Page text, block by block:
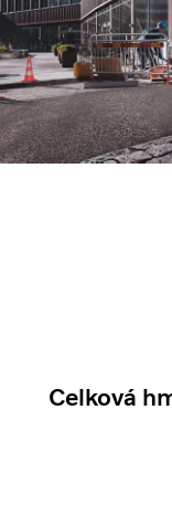
Celková